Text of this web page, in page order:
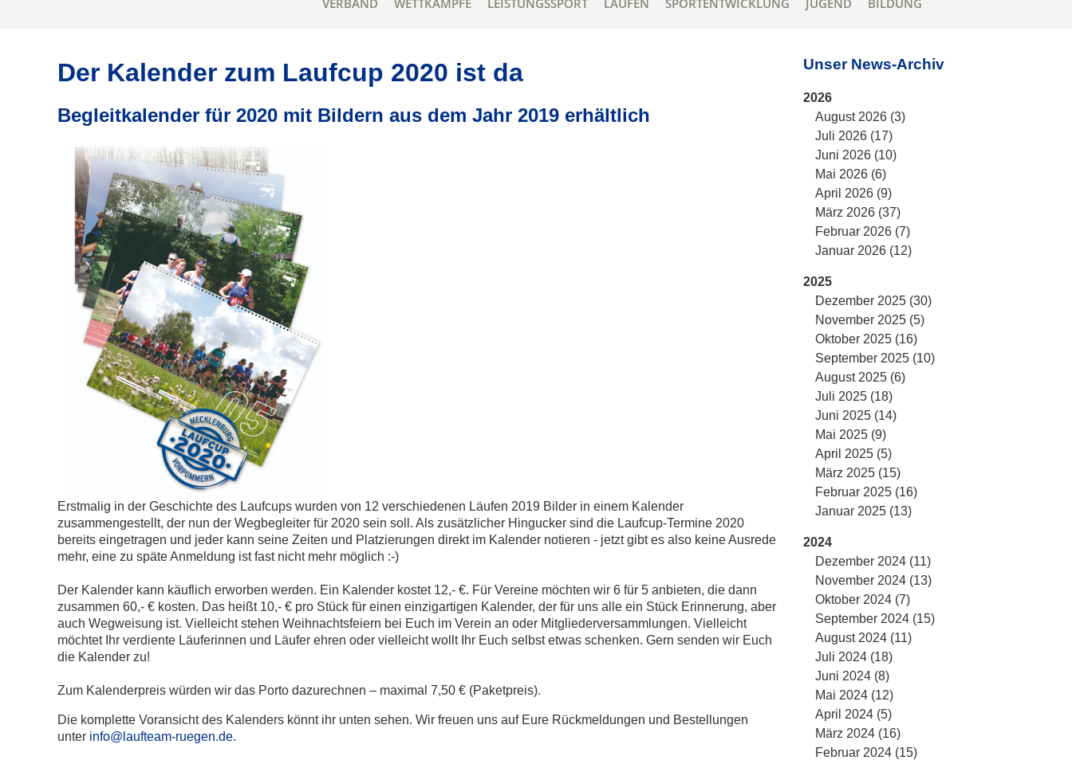
VERBAND WETTKÄMPFE LEISTUNGSSPORT LAUFEN SPORTENTWICKLUNG JUGEND BILDUNG
Der Kalender zum Laufcup 2020 ist da
Begleitkalender für 2020 mit Bildern aus dem Jahr 2019 erhältlich
Erstmalig in der Geschichte des Laufcups wurden von 12 verschiedenen Läufen 2019 Bilder in einem Kalender
zusammengestellt, der nun der Wegbegleiter für 2020 sein soll. Als zusätzlicher Hingucker sind die Laufcup-Termine 2020
bereits eingetragen und jeder kann seine Zeiten und Platzierungen direkt im Kalender notieren - jetzt gibt es also keine Ausrede
mehr, eine zu späte Anmeldung ist fast nicht mehr möglich :-)
Der Kalender kann käuflich erworben werden. Ein Kalender kostet 12,- €. Für Vereine möchten wir 6 für 5 anbieten, die dann
zusammen 60,- € kosten. Das heißt 10,- € pro Stück für einen einzigartigen Kalender, der für uns alle ein Stück Erinnerung, aber
auch Wegweisung ist. Vielleicht stehen Weihnachtsfeiern bei Euch im Verein an oder Mitgliederversammlungen. Vielleicht
möchtet Ihr verdiente Läuferinnen und Läufer ehren oder vielleicht wollt Ihr Euch selbst etwas schenken. Gern senden wir Euch
die Kalender zu!
Zum Kalenderpreis würden wir das Porto dazurechnen – maximal 7,50 € (Paketpreis).
Die komplette Voransicht des Kalenders könnt ihr unten sehen. Wir freuen uns auf Eure Rückmeldungen und Bestellungen
unter info@laufteam-ruegen.de.
Unser News-Archiv
2026
August 2026 (3)
Juli 2026 (17)
Juni 2026 (10)
Mai 2026 (6)
April 2026 (9)
März 2026 (37)
Februar 2026 (7)
Januar 2026 (12)
2025
Dezember 2025 (30)
November 2025 (5)
Oktober 2025 (16)
September 2025 (10)
August 2025 (6)
Juli 2025 (18)
Juni 2025 (14)
Mai 2025 (9)
April 2025 (5)
März 2025 (15)
Februar 2025 (16)
Januar 2025 (13)
2024
Dezember 2024 (11)
November 2024 (13)
Oktober 2024 (7)
September 2024 (15)
August 2024 (11)
Juli 2024 (18)
Juni 2024 (8)
Mai 2024 (12)
April 2024 (5)
März 2024 (16)
Februar 2024 (15)